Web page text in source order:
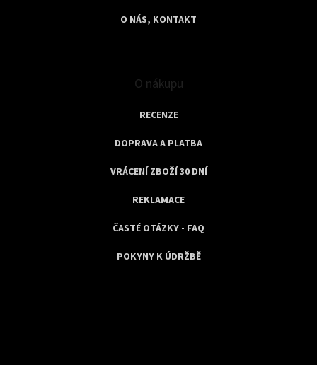
O NÁS, KONTAKT
O nákupu
RECENZE
DOPRAVA A PLATBA
VRÁCENÍ ZBOŽÍ 30 DNÍ
REKLAMACE
ČASTÉ OTÁZKY - FAQ
POKYNY K ÚDRŽBĚ